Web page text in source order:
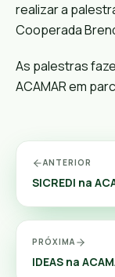
realizar a
Cooperada
As palestras
ACAMAR em
ANTERIOR
SICREDI na
PRÓXIMA
IDEAS na